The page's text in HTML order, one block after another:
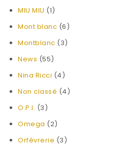
MIU MIU (1)
Mont blanc (6)
Montblanc (3)
News (55)
Nina Ricci (4)
Non classé (4)
O.P.I. (3)
Omega (2)
Orfèvrerie (3)